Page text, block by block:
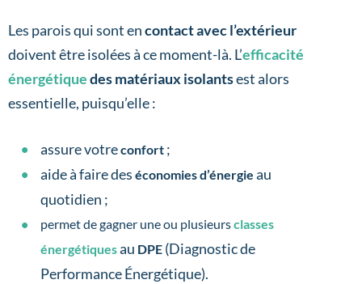
Les parois qui sont encontact avec l’extérieur
doivent être isolées à ce moment-là. L’efficacité
énergétiquedes matériaux isolantsest alors
essentielle, puisqu’elle :
assure votreconfort ;
aide à faire des économies d’énergie au
quotidien ;
permet de gagner une ou plusieursclasses
énergétiquesau DPE (Diagnostic de
Performance Énergétique).